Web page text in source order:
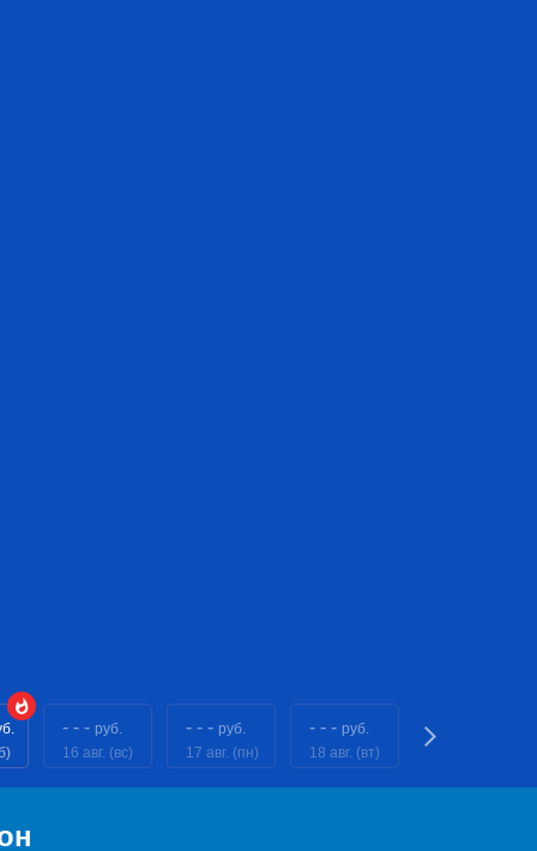
- - - руб.
16 авг. (вс)
- - - руб.
17 авг. (пн)
- - - руб.
18 авг. (вт)